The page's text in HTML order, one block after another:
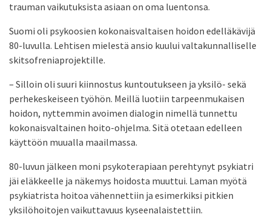
trauman vaikutuksista asiaan on oma luentonsa.
Suomi oli psykoosien kokonaisvaltaisen hoidon edelläkävijä
80-luvulla. Lehtisen mielestä ansio kuului valtakunnalliselle
skitsofreniaprojektille.
– Silloin oli suuri kiinnostus kuntoutukseen ja yksilö- sekä
perhekeskeiseen työhön. Meillä luotiin tarpeenmukaisen
hoidon, nyttemmin avoimen dialogin nimellä tunnettu
kokonaisvaltainen hoito-ohjelma. Sitä otetaan edelleen
käyttöön muualla maailmassa.
80-luvun jälkeen moni psykoterapiaan perehtynyt psykiatri
jäi eläkkeelle ja näkemys hoidosta muuttui. Laman myötä
psykiatrista hoitoa vähennettiin ja esimerkiksi pitkien
yksilöhoitojen vaikuttavuus kyseenalaistettiin.